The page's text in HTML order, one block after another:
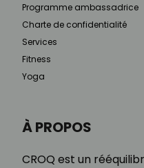
À PROPOS
CROQ est un
Programme ambassadrice
Charte de confidentialité
Services
Fitness
Yoga